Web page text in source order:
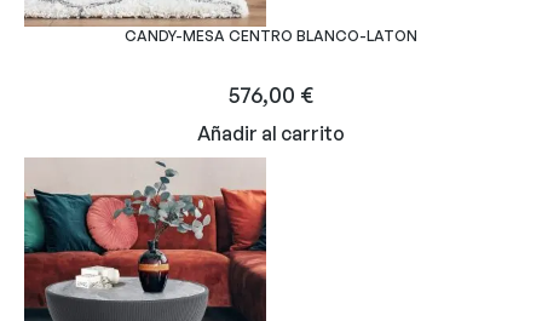
CANDY-MESA CENTRO BLANCO-LATON
576,00 €
Añadir al carrito